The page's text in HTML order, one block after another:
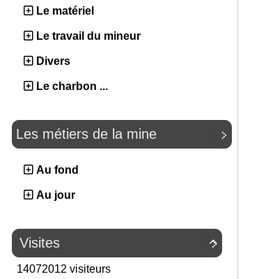
Le matériel
Le travail du mineur
Divers
Le charbon ...
Les métiers de la mine
Au fond
Au jour

Visites
14072012 visiteurs